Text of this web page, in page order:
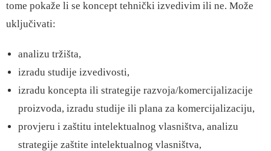
tome pokaže li se koncept tehnički izvedivim ili ne. Može
uključivati:
analizu tržišta,
izradu studije izvedivosti,
izradu koncepta ili strategije razvoja/komercijalizacije
proizvoda, izradu studije ili plana za komercijalizaciju,
provjeru i zaštitu intelektualnog vlasništva, analizu
strategije zaštite intelektualnog vlasništva,